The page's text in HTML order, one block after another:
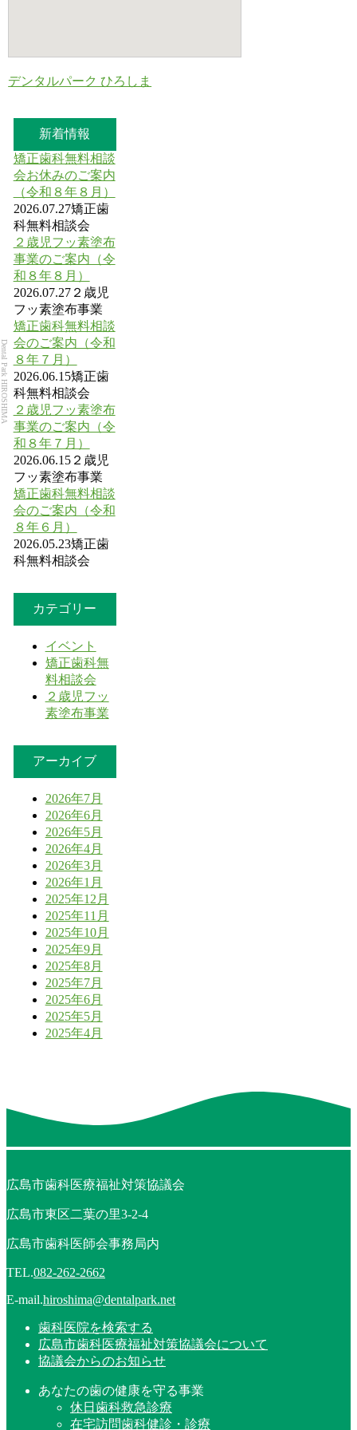
Dental Park HIROSHIMA
デンタルパーク ひろしま
新着情報
矯正歯科無料相談
会お休みのご案内
（令和８年８月）
2026.07.27矯正歯
科無料相談会
２歳児フッ素塗布
事業のご案内（令
和８年８月）
2026.07.27２歳児
フッ素塗布事業
矯正歯科無料相談
会のご案内（令和
８年７月）
2026.06.15矯正歯
科無料相談会
２歳児フッ素塗布
事業のご案内（令
和８年７月）
2026.06.15２歳児
フッ素塗布事業
矯正歯科無料相談
会のご案内（令和
８年６月）
2026.05.23矯正歯
科無料相談会
カテゴリー
イベント
矯正歯科無
料相談会
２歳児フッ
素塗布事業
アーカイブ
2026年7月
2026年6月
2026年5月
2026年4月
2026年3月
2026年1月
2025年12月
2025年11月
2025年10月
2025年9月
2025年8月
2025年7月
2025年6月
2025年5月
2025年4月
広島市歯科医療福祉対策協議会
広島市東区二葉の里3-2-4
広島市歯科医師会事務局内
TEL.082-262-2662
E-mail.hiroshima@dentalpark.net
歯科医院を検索する
広島市歯科医療福祉対策協議会について
協議会からのお知らせ
あなたの歯の健康を守る事業
休日歯科救急診療
在宅訪問歯科健診・診療